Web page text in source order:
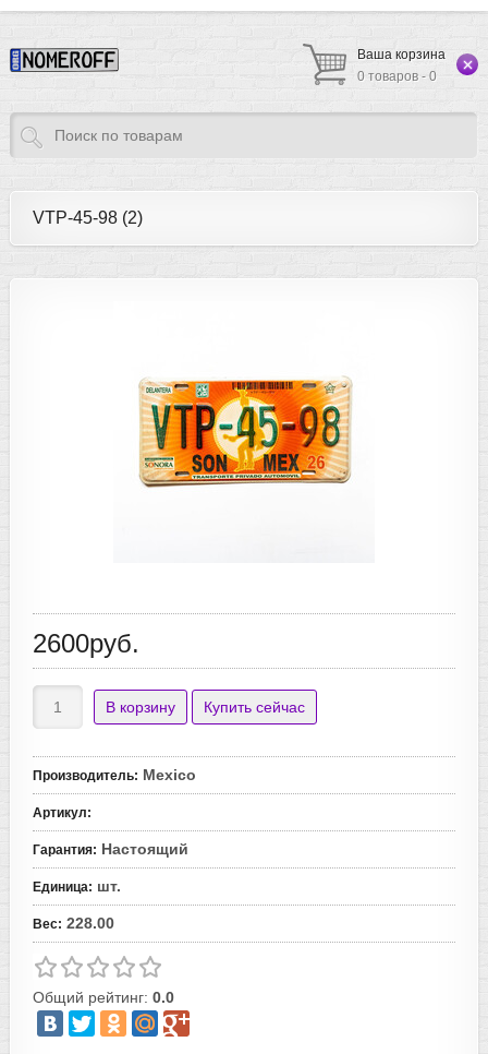
Ваша корзина
0 товаров - 0
VTP-45-98 (2)
2600руб.
Производитель: Mexico
Артикул:
Гарантия: Настоящий
Единица: шт.
Вес: 228.00
Общий рейтинг: 0.0